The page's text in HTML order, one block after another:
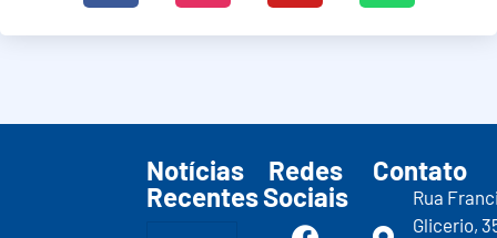
Notícias
Recentes
Redes
Sociais
Contato
Rua
Glicerio,